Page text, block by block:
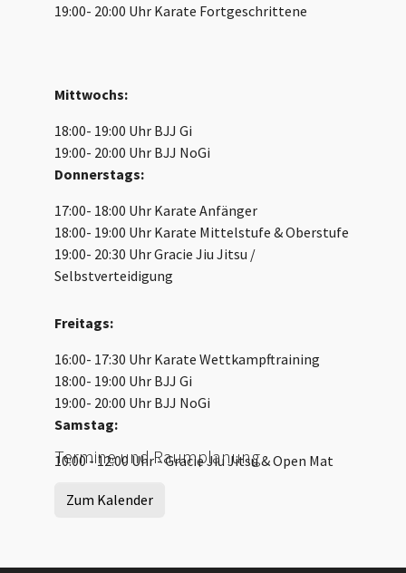
19:00- 20:00 Uhr Karate Fortgeschrittene
Mittwochs:
18:00- 19:00 Uhr BJJ Gi
19:00- 20:00 Uhr BJJ NoGi
Donnerstags:
17:00- 18:00 Uhr Karate Anfänger
18:00- 19:00 Uhr Karate Mittelstufe & Oberstufe
19:00- 20:30 Uhr Gracie Jiu Jitsu /
Selbstverteidigung
Freitags:
16:00- 17:30 Uhr Karate Wettkampftraining
18:00- 19:00 Uhr BJJ Gi
19:00- 20:00 Uhr BJJ NoGi
Samstag:
10:00 - 12:00 Uhr - Gracie Jiu Jitsu & Open Mat
Termine und Raumplanung
Zum Kalender